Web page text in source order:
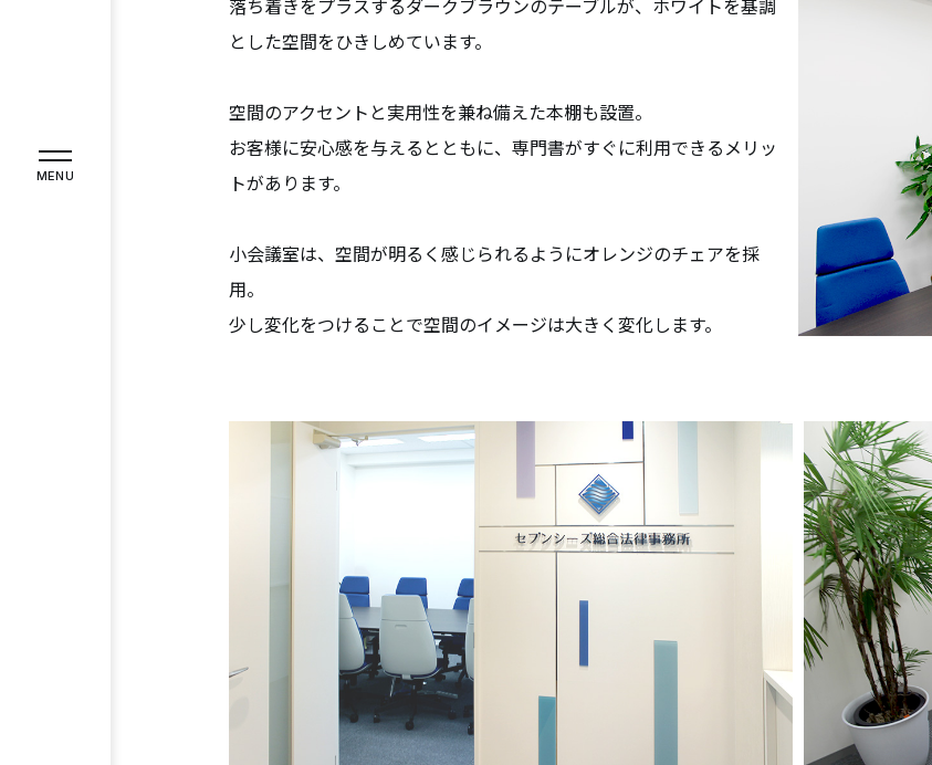
MENU VOICE お客様の声
COMPANY
代表メッセージ 企業理念 会社概要 オフィス・アクセス
スタッフ紹介 募集要項 エントリーフォーム
Instagram
落ち着きをプラスするダークブラウンのテーブルが、ホワイトを基調
とした空間をひきしめています。
空間のアクセントと実用性を兼ね備えた本棚も設置。
お客様に安心感を与えるとともに、専門書がすぐに利用できるメリッ
トがあります。
小会議室は、空間が明るく感じられるようにオレンジのチェアを採
用。
少し変化をつけることで空間のイメージは大きく変化します。